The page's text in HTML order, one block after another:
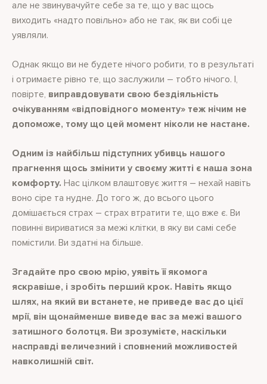
але не звинувачуйте себе за те, що у вас щось
виходить «надто повільно» або не так, як ви собі це
уявляли.
Однак якщо ви не будете нічого робити, то в результаті
і отримаєте рівно те, що заслужили – тобто нічого. І,
повірте, виправдовувати свою бездіяльність
очікуванням «відповідного моменту» теж нічим не
допоможе, тому що цей момент ніколи не настане.
Одним із найбільш підступних убивць нашого
прагнення щось змінити у своєму житті є наша зона
комфорту. Нас цілком влаштовує життя – нехай навіть
воно сіре та нудне. До того ж, до всього цього
домішається страх – страх втратити те, що вже є. Ви
повинні вириватися за межі клітки, в яку ви самі себе
помістили. Ви здатні на більше.
Згадайте про свою мрію, уявіть її якомога
яскравіше, і зробіть перший крок. Навіть якщо
шлях, на який ви встанете, не приведе вас до цієї
мрії, він щонайменше виведе вас за межі вашого
затишного болотця. Ви зрозумієте, наскільки
насправді величезний і сповнений можливостей
навколишній світ.